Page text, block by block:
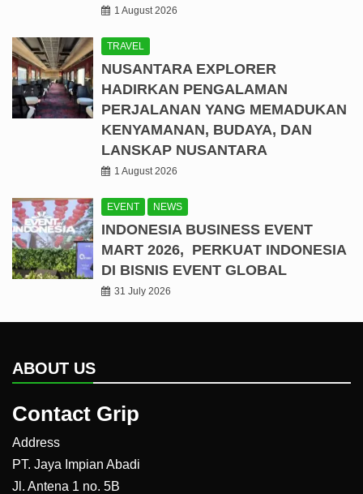
1 August 2026
TRAVEL
NUSANTARA EXPLORER
HADIRKAN PENGALAMAN
PERJALANAN YANG MEMADUKAN
KENYAMANAN, BUDAYA, DAN
LANSKAP NUSANTARA
1 August 2026
EVENT NEWS
INDONESIA BUSINESS EVENT
MART 2026, PERKUAT INDONESIA
DI BISNIS EVENT GLOBAL
31 July 2026
ABOUT US
Contact Grip
Address
PT. Jaya Impian Abadi
Jl. Antena 1 no. 5B